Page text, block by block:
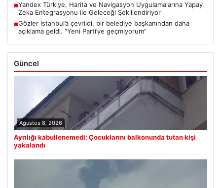
■Yandex Türkiye, Harita ve Navigasyon Uygulamalarına Yapay
Zeka Entegrasyonu ile Geleceği Şekillendiriyor
■Gözler İstanbul’a çevrildi, bir belediye başkanından daha
açıklama geldi. “Yeni Parti’ye geçmiyorum”
Güncel
Ağustos 8, 2026
Ayrılığı kabullenemedi: Çocuklarını balkonunda tutan kişi
yakalandı